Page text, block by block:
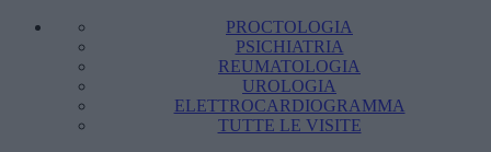
PROCTOLOGIA
PSICHIATRIA
REUMATOLOGIA
UROLOGIA
ELETTROCARDIOGRAMMA
TUTTE LE VISITE